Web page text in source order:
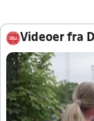
Videoer fra